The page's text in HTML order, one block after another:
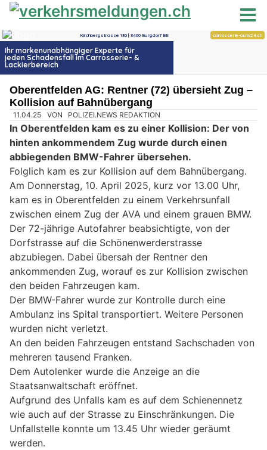
Oberentfelden AG: Rentner (72) übersieht Zug –
Kollision auf Bahnübergang
11.04.25 VON POLIZEI.NEWS REDAKTION
In Oberentfelden kam es zu einer Kollision: Der von
hinten ankommendem Zug wurde durch einen
abbiegenden BMW-Fahrer übersehen.
Folglich kam es zur Kollision auf dem Bahnübergang.
Am Donnerstag, 10. April 2025, kurz vor 13.00 Uhr,
kam es in Oberentfelden zu einem Verkehrsunfall
zwischen einem Zug der AVA und einem grauen BMW.
Der 72-jährige Autofahrer beabsichtigte, von der
Dorfstrasse auf die Schönenwerderstrasse
abzubiegen. Dabei übersah der Rentner den
ankommenden Zug, worauf es zur Kollision zwischen
den beiden Fahrzeugen kam.
Der BMW-Fahrer wurde zur Kontrolle durch eine
Ambulanz ins Spital transportiert. Weitere Personen
wurden nicht verletzt.
An den beiden Fahrzeugen entstand Sachschaden von
mehreren tausend Franken.
Dem Autolenker wurde die Anzeige an die
Staatsanwaltschaft eröffnet.
Aufgrund des Unfalls kam es auf dem Schienennetz
wie auch auf der Strasse zu Einschränkungen. Die
Unfallstelle konnte um 13.45 Uhr wieder geräumt
werden.